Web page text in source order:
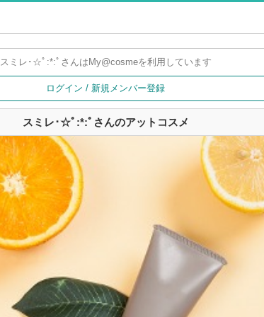
スミレ･☆ﾟ:*:ﾟさんは My@cosmeを利用しています
ログイン / 新規メンバー登録
スミレ･☆ﾟ:*:ﾟさんのアットコスメ